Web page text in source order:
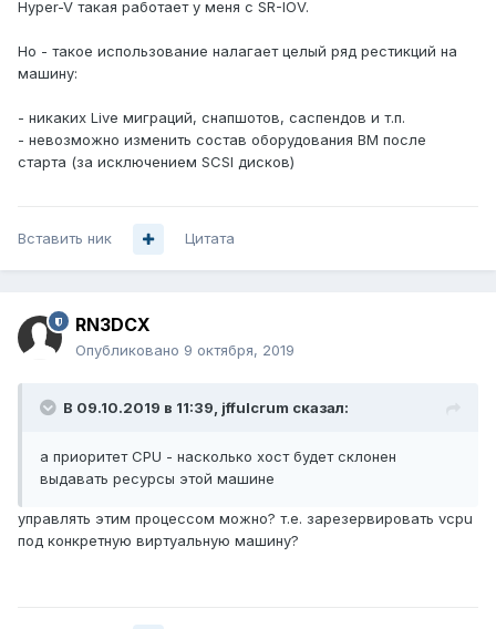
Hyper-V такая работает у меня с SR-IOV.
Но - такое использование налагает целый ряд рестикций на
машину:
- никаких Live миграций, снапшотов, саспендов и т.п.
- невозможно изменить состав оборудования ВМ после
старта (за исключением SCSI дисков)
Вставить ник Цитата
RN3DCX
Опубликовано 9 октября, 2019
В 09.10.2019 в 11:39, jffulcrum сказал:
а приоритет CPU - насколько хост будет склонен
выдавать ресурсы этой машине
управлять этим процессом можно? т.е. зарезервировать vcpu
под конкретную виртуальную машину?